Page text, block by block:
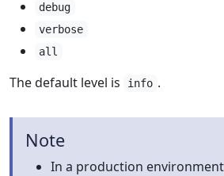
debug
verbose
all
The default level is info .
Note
In a production